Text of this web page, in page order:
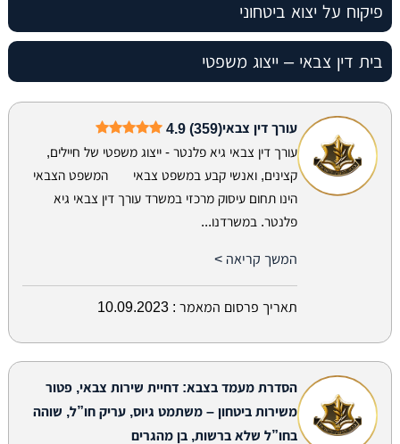
פיקוח על יצוא ביטחוני
בית דין צבאי – ייצוג משפטי
עורך דין צבאי4.9 (359)
עורך דין צבאי גיא פלנטר - ייצוג משפטי של חיילים,
קצינים, ואנשי קבע במשפט צבאי המשפט הצבאי
הינו תחום עיסוק מרכזי במשרד עורך דין צבאי גיא
פלנטר. במשרדנו...
המשך קריאה >
תאריך פרסום המאמר : 10.09.2023
הסדרת מעמד בצבא: דחיית שירות צבאי, פטור
משירות ביטחון – משתמט גיוס, עריק חו”ל, שוהה
בחו”ל שלא ברשות, בן מהגרים